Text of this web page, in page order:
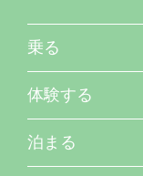
乗る
体験する
泊まる